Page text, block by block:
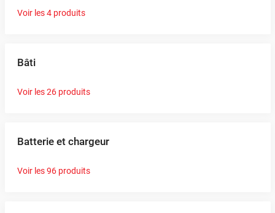
Voir les 4 produits
Bâti
Voir les 26 produits
Batterie et chargeur
Voir les 96 produits